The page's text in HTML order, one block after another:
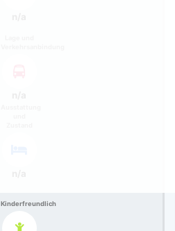
Kinderfreundlich